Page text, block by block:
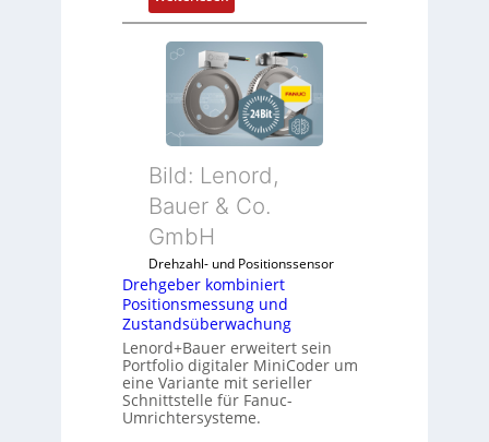
D
r
e
h
g
e
e
m
b
i
i
e
r
Bild: Lenord,
Bauer & Co.
GmbH
Drehzahl- und Positionssensor
Drehgeber kombiniert
Positionsmessung und
Zustandsüberwachung
Lenord+Bauer erweitert sein
Portfolio digitaler MiniCoder um
eine Variante mit serieller
Schnittstelle für Fanuc-
Umrichtersysteme.